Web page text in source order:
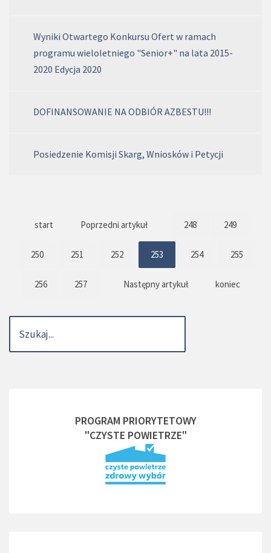
Wyniki Otwartego Konkursu Ofert w ramach
programu wieloletniego "Senior+" na lata 2015-
2020 Edycja 2020
DOFINANSOWANIE NA ODBIÓR AZBESTU!!!
Posiedzenie Komisji Skarg, Wniosków i Petycji
start Poprzedni artykuł 248 249
250 251 252 253 254 255
256 257 Następny artykuł koniec
PROGRAM PRIORYTETOWY
"CZYSTE POWIETRZE"